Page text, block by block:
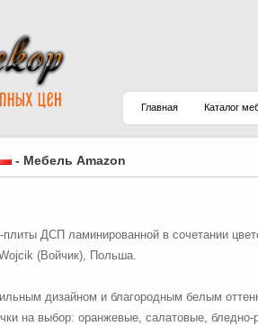
Главная Каталог
- Мебель Amazon
ДСП ламинированной в сочетании
(Войчик), Польша.
дизайном и благородным белым
на выбор: оранжевые, салатовые, бледно-